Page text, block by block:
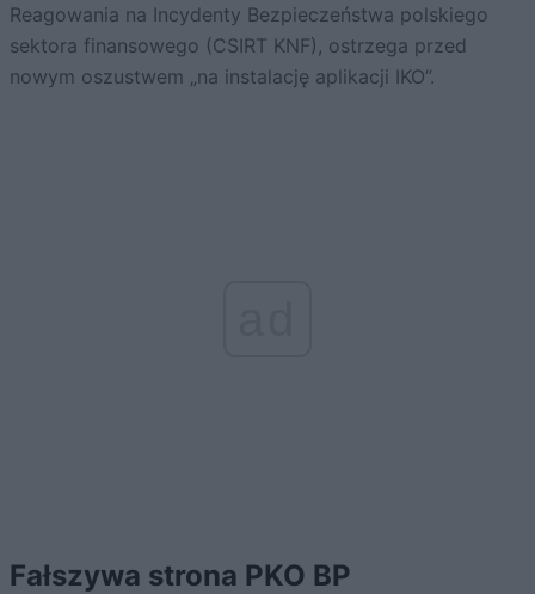
Reagowania na Incydenty Bezpieczeństwa polskiego
sektora finansowego (CSIRT KNF), ostrzega przed
nowym oszustwem „na instalację aplikacji IKO”.
Fałszywa strona PKO BP